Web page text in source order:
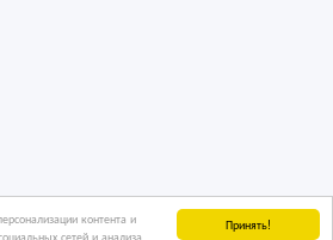
Принять!
контента и
сетей и анализа